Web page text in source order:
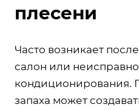
плесени
Часто возникает
салон или
кондиционирования.
запаха может